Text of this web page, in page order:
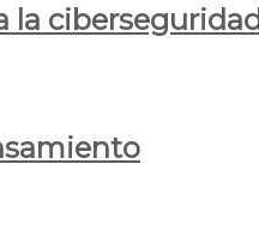
la ciberseguridad